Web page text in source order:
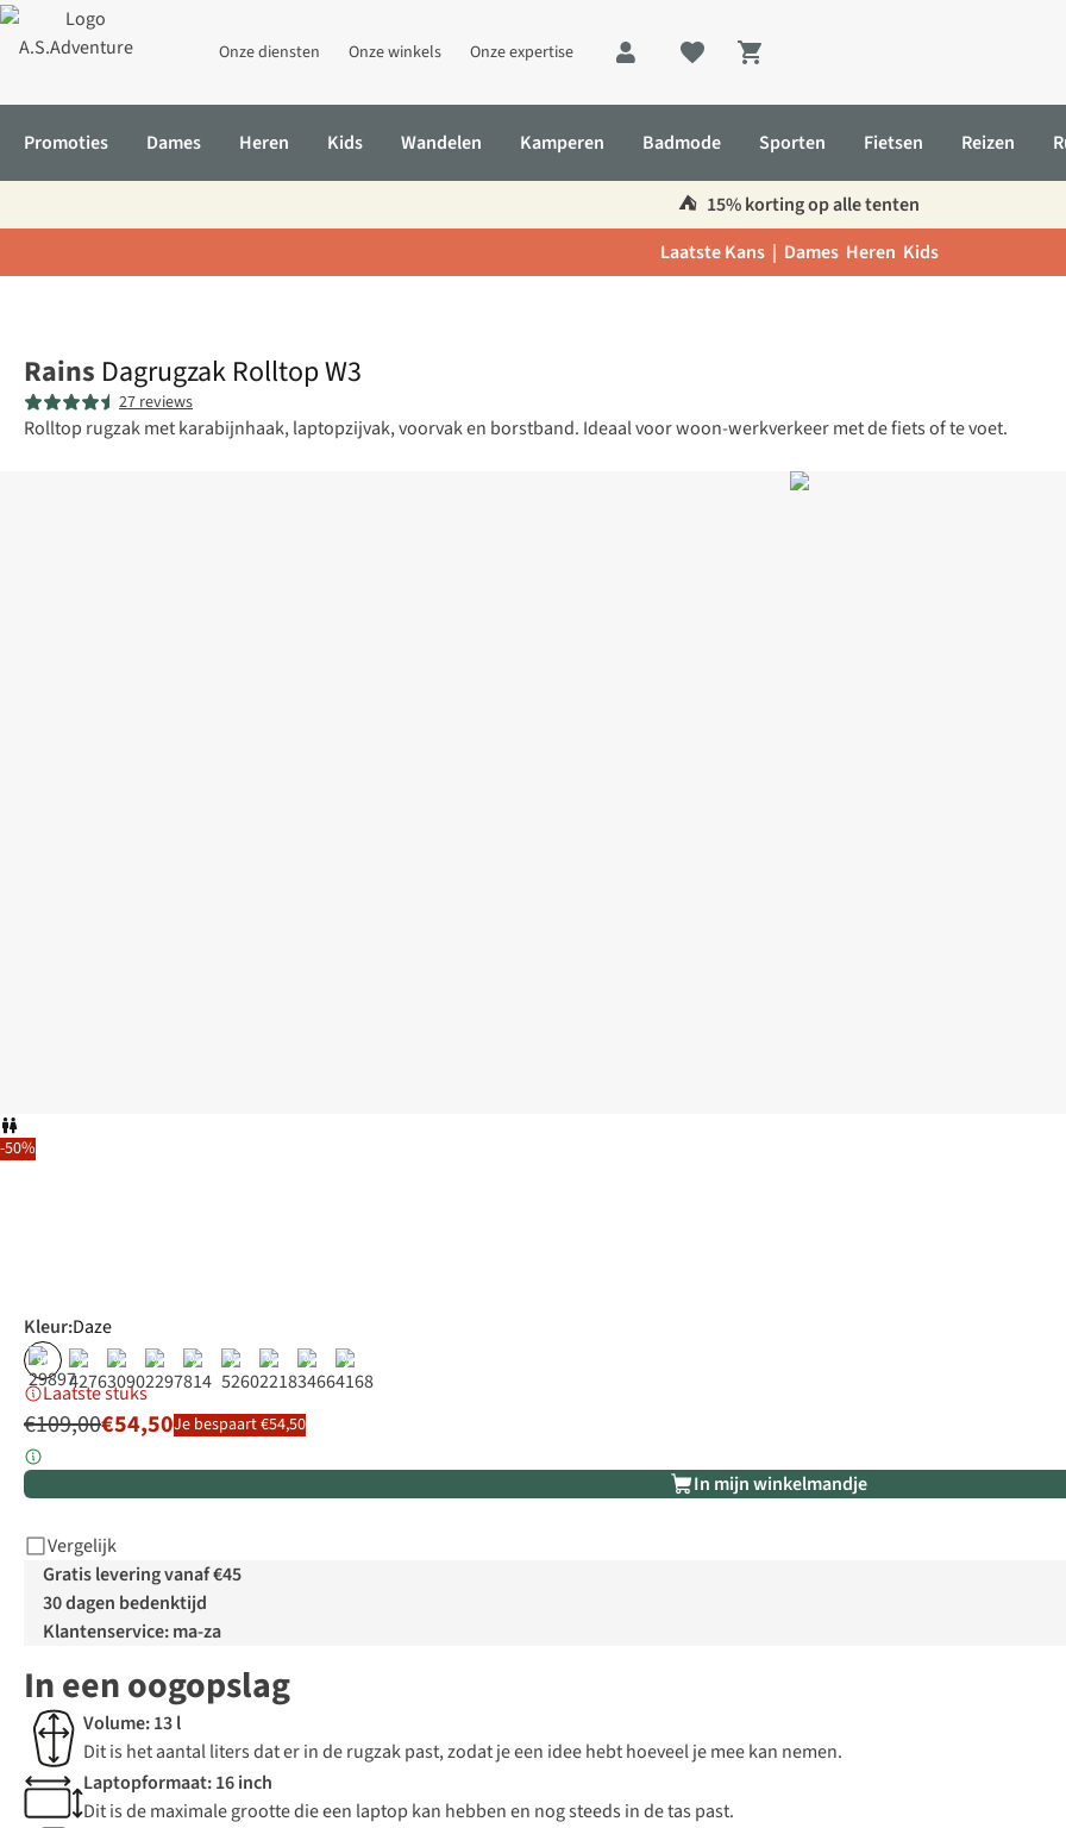
Onze diensten Onze winkels Onze expertise
Shopping cart
Promoties Dames Heren Kids Wandelen Kamperen Badmode Sporten Fietsen Reizen
⛺️ 15% korting op alle tenten
Laatste Kans | Dames Heren Kids
-50%
Rains Dagrugzak Rolltop W3
27 reviews
Rolltop rugzak met karabijnhaak, laptopzijvak, voorvak en borstband. Ideaal voor woon-werkverkeer met de fiets of te voet.
Kleur:Daze
% % % % % % % % %
Laatste stuks
€109,00€54,50Je bespaart €54,50
In mijn winkelmandje
Vergelijk
Gratis levering vanaf €45
30 dagen bedenktijd
Klantenservice: ma-za
In een oogopslag
Volume: 13 l
Dit is het aantal liters dat er in de rugzak past, zodat je een idee hebt hoeveel je mee kan nemen.
Laptopformaat: 16 inch
Dit is de maximale grootte die een laptop kan hebben en nog steeds in de tas past.